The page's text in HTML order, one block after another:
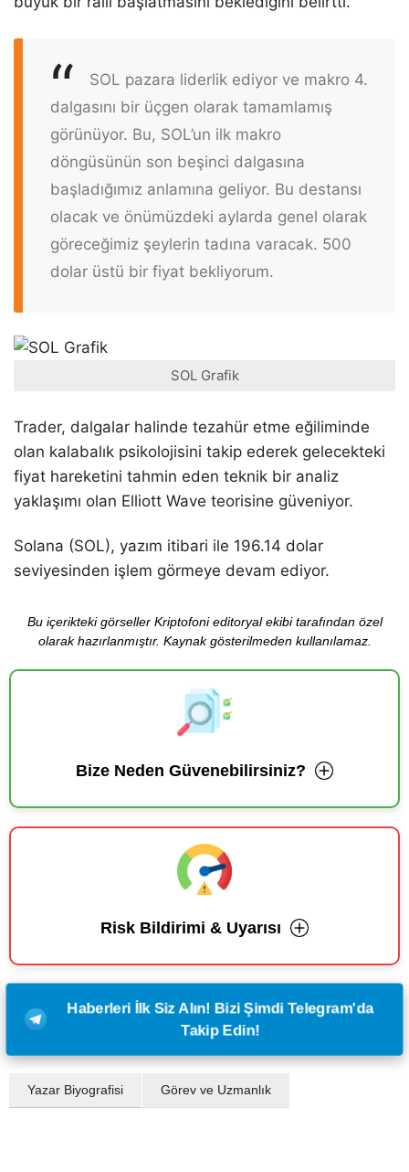
SOL pazara liderlik ediyor ve makro 4.
dalgasını bir üçgen olarak tamamlamış
görünüyor. Bu, SOL’un ilk makro
döngüsünün son beşinci dalgasına
başladığımız anlamına geliyor. Bu destansı
olacak ve önümüzdeki aylarda genel olarak
göreceğimiz şeylerin tadına varacak. 500
dolar üstü bir fiyat bekliyorum.
SOL Grafik
Trader, dalgalar halinde tezahür etme eğiliminde
olan kalabalık psikolojisini takip ederek gelecekteki
fiyat hareketini tahmin eden teknik bir analiz
yaklaşımı olan Elliott Wave teorisine güveniyor.
Solana (SOL), yazım itibari ile 196.14 dolar
seviyesinden işlem görmeye devam ediyor.
Bu içerikteki görseller Kriptofoni editoryal ekibi tarafından özel
olarak hazırlanmıştır. Kaynak gösterilmeden kullanılamaz.
Bize Neden Güvenebilirsiniz?
Risk Bildirimi & Uyarısı
Haberleri İlk Siz Alın! Bizi Şimdi Telegram'da
Takip Edin!
Yazar Biyografisi Görev ve Uzmanlık